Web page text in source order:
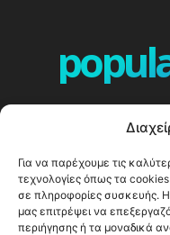
Για να παρέχουμε τις
τεχνολογίες όπως τα
σε πληροφορίες συσκευής. Η
μας επιτρέψει να
περιήγησης ή τα μοναδικά
ΕΥΡΩΠΗ
ΚΟΣΜΟΣ - WORLD
Top10